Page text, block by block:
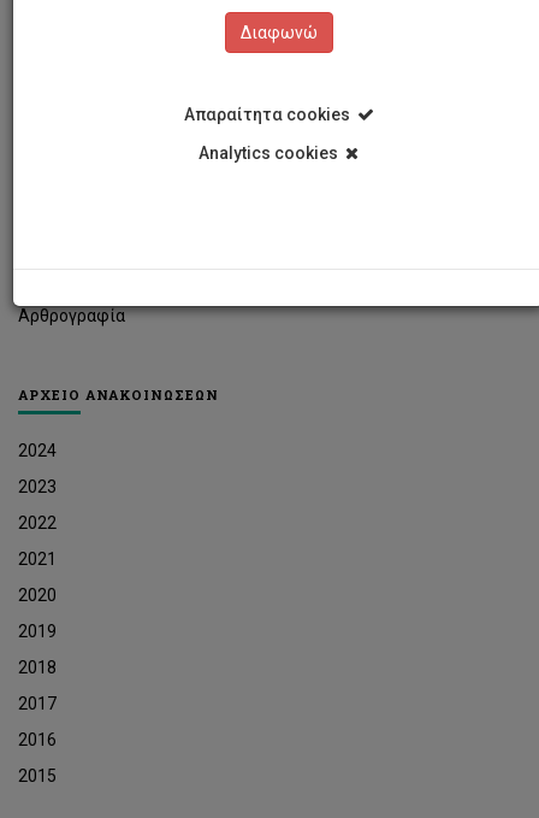
Αρθρογραφία
ΑΡΧΕΙΟ ΑΝΑΚΟΙΝΩΣΕΩΝ
2024
2023
2022
2021
2020
2019
2018
2017
2016
2015
Διαφωνώ
Απαραίτητα cookies
Analytics cookies